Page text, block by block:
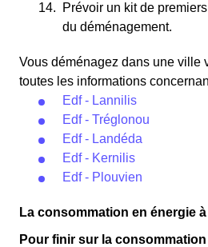
Prévoir un kit de
du déménagement.
Vous déménagez dans une ville
toutes les informations
Edf - Lannilis
Edf - Tréglonou
Edf - Landéda
Edf - Kernilis
Edf - Plouvien
La consommation en énergie
Pour finir sur la